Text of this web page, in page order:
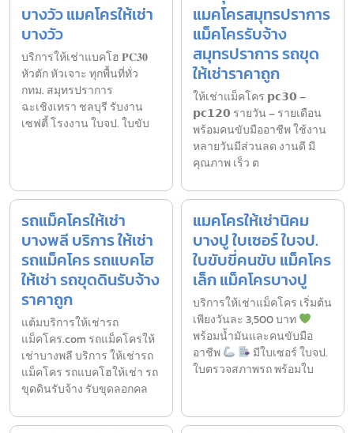
บางวัว แมคโครให้เช่า
บางวัว
บริการให้เช่าแบคโฮ 𝐏𝐂𝟑𝟎
หัวตัก หัวเจาะ ทุกพื้นที่ทั่ว
กทม. สมุทรปราการ
ฉะเชิงเทรา ชลบุรี รับงาน
เซฟตี้ โรงงาน ใบจป. ใบขับ
แมคโครสมุทรปราการ
แม็คโครรับจ้าง
สมุทรปราการ รถขุด
ให้เช่าราคาถูก
ให้เช่าแม็คโคร 𝗽𝗰𝟯𝟬 –
𝗽𝗰𝟭𝟮𝟬 รายวัน – รายเดือน
พร้อมคนขับมืออาชีพ ใช้งาน
หลายวันมีส่วนลด งานดี มี
คุณภาพ เร็ว ต
รถแม็คโครให้เช่า
บางพลี บริการ ให้เช่า
รถแม็คโคร รถแบคโฮ
ให้เช่า รถขุดดินรับจ้าง
ราคาถูก
แต้มบริการให้เช่ารถ
แม็คโคร.com รถแม็คโครให้
เช่าบางพลี บริการ ให้เช่ารถ
แม็คโคร รถแบคโฮให้เช่า รถ
ขุดดินรับจ้าง รับขุดลอกคล
แมคโครให้เช่านิคม
บางปู ใบเซอร์ ใบจป.
ใบขับขี่คนขับ แม็คโคร
เล็ก แม็คโครบางปู
บริการให้เช่าแม็คโคร เริ่มต้น
เพียงวันละ 3,500 บาท
พร้อมน้ำมันและคนขับมือ
อาชีพ
มีใบเซอร์ ใบจป.
ใบตรวจสภาพรถ พร้อมใบ